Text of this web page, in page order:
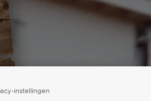
instellingen